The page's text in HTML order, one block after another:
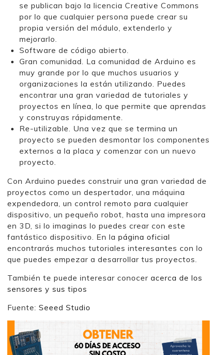
se publican bajo la licencia Creative Commons
por lo que cualquier persona puede crear su
propia versión del módulo, extenderlo y
mejorarlo.
Software de código abierto.
Gran comunidad. La comunidad de Arduino es
muy grande por lo que muchos usuarios y
organizaciones la están utilizando. Puedes
encontrar una gran variedad de tutoriales y
proyectos en línea, lo que permite que aprendas
y construyas rápidamente.
Re-utilizable. Una vez que se termina un
proyecto se pueden desmontar los componentes
externos a la placa y comenzar con un nuevo
proyecto.
Con Arduino puedes construir una gran variedad de
proyectos como un despertador, una máquina
expendedora, un control remoto para cualquier
dispositivo, un pequeño robot, hasta una impresora
en 3D, si lo imaginas lo puedes crear con este
fantástico dispositivo. En la página oficial
encontrarás muchos tutoriales interesantes con lo
que puedes empezar a desarrollar tus proyectos.
También te puede interesar conocer acerca de los
sensores y sus tipos
Fuente: Seeed Studio